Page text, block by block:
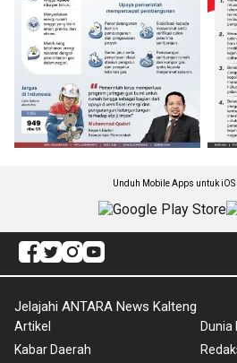
Unduh Mobile Apps untuk
Jelajahi ANTARA News Kalteng
Artikel
Kabar Daerah
Dunia